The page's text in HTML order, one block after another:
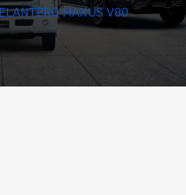
MAXUS V80